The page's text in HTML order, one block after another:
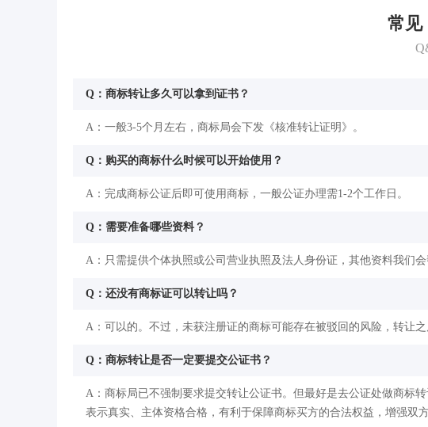
常见
Q：商标转让多久可以拿到证书？
A：一般3-5个月左右，商标局会下发《核准转让证明》。
Q：购买的商标什么时候可以开始使用？
A：完成商标公证后即可使用商标，一般公证办理需1-2个工作日。
Q：需要准备哪些资料？
A：只需提供个体执照或公司营业执照及法人身份证，其他资料我们会
Q：还没有商标证可以转让吗？
A：可以的。不过，未获注册证的商标可能存在被驳回的风险，转让
Q：商标转让是否一定要提交公证书？
A：商标局已不强制要求提交转让公证书。但最好是去公证处做商标
表示真实、主体资格合格，有利于保障商标买方的合法权益，增强双方